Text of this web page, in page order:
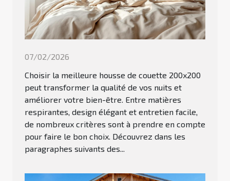
07/02/2026
Choisir la meilleure housse de couette 200x200
peut transformer la qualité de vos nuits et
améliorer votre bien-être. Entre matières
respirantes, design élégant et entretien facile,
de nombreux critères sont à prendre en compte
pour faire le bon choix. Découvrez dans les
paragraphes suivants des...